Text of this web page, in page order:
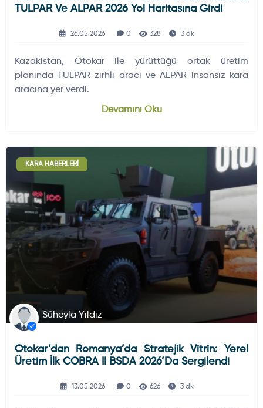
TULPAR Ve ALPAR 2026 Yol Haritasına Girdi
26.05.2026 0 328 3 dk
Kazakistan, Otokar ile yürüttüğü ortak üretim
planında TULPAR zırhlı aracı ve ALPAR insansız kara
aracına yer verdi.
Devamını Oku
KARA HABERLERI
Süheyla Yıldız
Otokar’dan Romanya’da Stratejik Vitrin: Yerel
Üretim İlk COBRA II BSDA 2026’da Sergilendi
13.05.2026 0 626 3 dk
Dünyadan Gelişmeler